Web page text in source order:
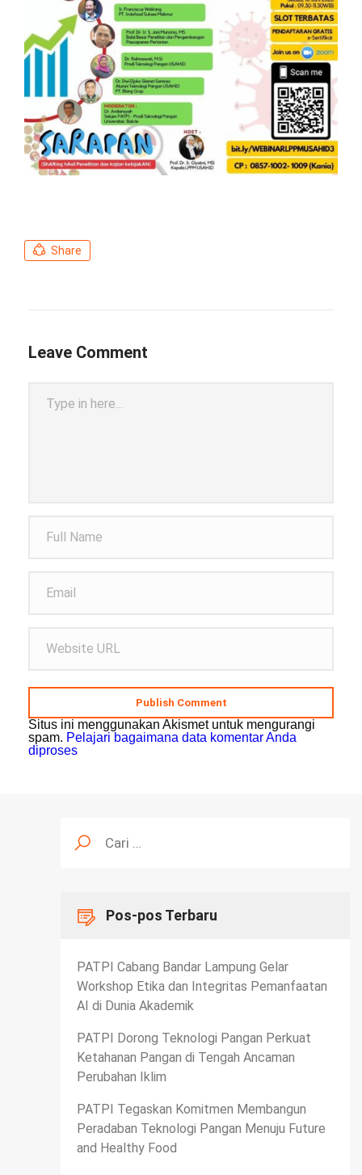
Share
Leave Comment
Publish Comment
Situs ini menggunakan Akismet untuk mengurangi
spam. Pelajari bagaimana data komentar Anda
diproses
untuk:
Pos-pos Terbaru
PATPI Cabang Bandar Lampung Gelar
Workshop Etika dan Integritas Pemanfaatan
AI di Dunia Akademik
PATPI Dorong Teknologi Pangan Perkuat
Ketahanan Pangan di Tengah Ancaman
Perubahan Iklim
PATPI Tegaskan Komitmen Membangun
Peradaban Teknologi Pangan Menuju Future
and Healthy Food